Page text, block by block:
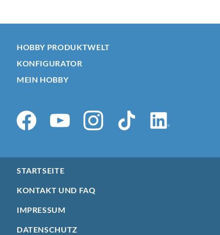
HOBBY PRODUKTWELT
KONFIGURATOR
MEIN HOBBY
STARTSEITE
KONTAKT UND FAQ
IMPRESSUM
DATENSCHUTZ